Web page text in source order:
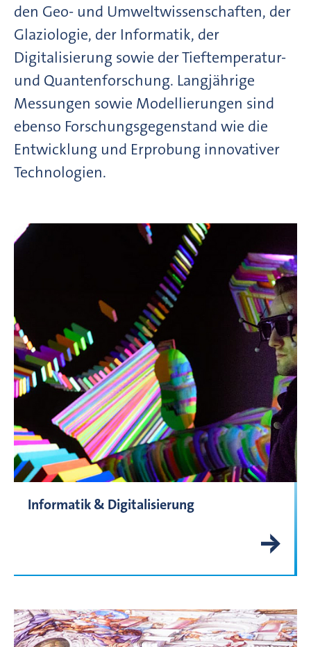
den Geo- und Umweltwissenschaften, der
Glaziologie, der Informatik, der
Digitalisierung sowie der Tieftemperatur-
und Quantenforschung. Langjährige
Messungen sowie Modellierungen sind
ebenso Forschungsgegenstand wie die
Entwicklung und Erprobung innovativer
Technologien.
Informatik & Digitalisierung